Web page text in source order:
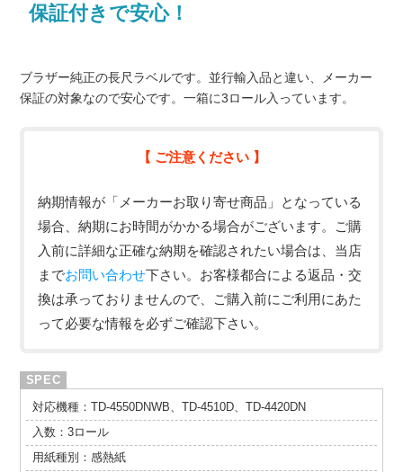
保証付きで安心！
ブラザー純正の長尺ラベルです。並行輸入品と違い、メーカー
保証の対象なので安心です。一箱に3ロール入っています。
【 ご注意ください 】
納期情報が「メーカーお取り寄せ商品」となっている
場合、納期にお時間がかかる場合がございます。ご購
入前に詳細な正確な納期を確認されたい場合は、当店
までお問い合わせ下さい。お客様都合による返品・交
換は承っておりませんので、ご購入前にご利用にあた
って必要な情報を必ずご確認下さい。
対応機種：TD-4550DNWB、TD-4510D、TD-4420DN
入数：3ロール
用紙種別：感熱紙